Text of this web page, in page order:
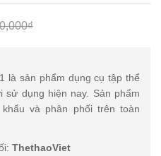
₫
là sản phẩm dụng cụ tập thể
dụng hiện nay. Sản phẩm
và phân phối trên toàn
ThethaoViet